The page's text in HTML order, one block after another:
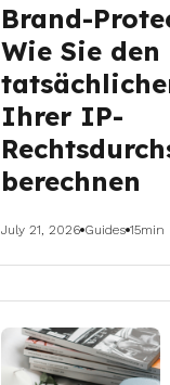
Brand-
Wie Sie den
Ihrer IP-
berechnen
July 21, 2026 Guides 15min